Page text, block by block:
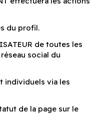
du profil.
de toutes les
social du
individuels via les
de la page sur le